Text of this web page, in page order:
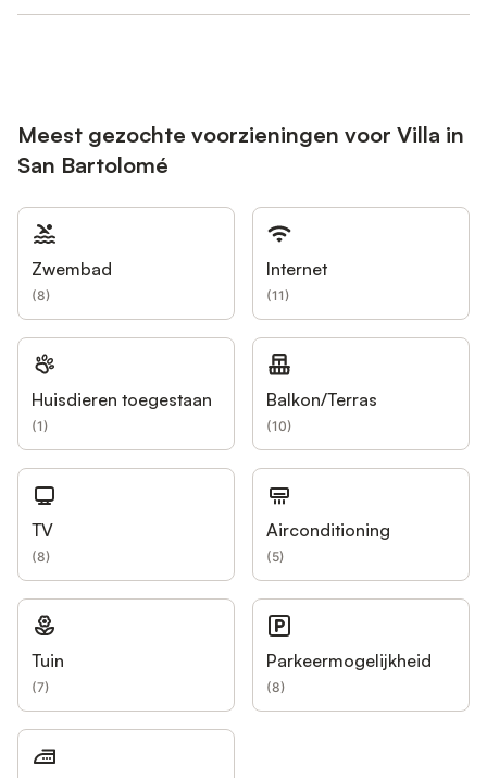
Meest gezochte voorzieningen voor Villa in
San Bartolomé
Zwembad
(8)
Internet
(11)
Huisdieren toegestaan
(1)
Balkon/Terras
(10)
TV
(8)
Airconditioning
(5)
Tuin
(7)
Parkeermogelijkheid
(8)